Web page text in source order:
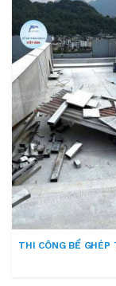
THI CÔNG BỂ GHÉP